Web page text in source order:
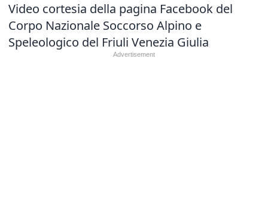
Video cortesia della pagina Facebook del
Corpo Nazionale Soccorso Alpino e
Speleologico del Friuli Venezia Giulia